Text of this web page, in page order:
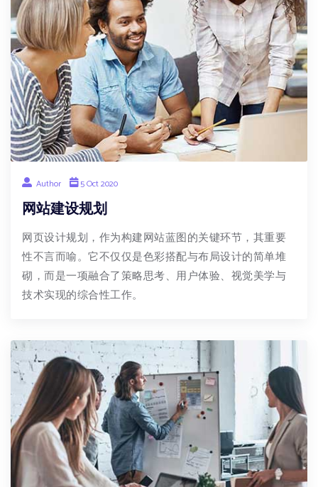
Author 5 Oct 2020
网站建设规划
网页设计规划，作为构建网站蓝图的关键环节，其重要
性不言而喻。它不仅仅是色彩搭配与布局设计的简单堆
砌，而是一项融合了策略思考、用户体验、视觉美学与
技术实现的综合性工作。